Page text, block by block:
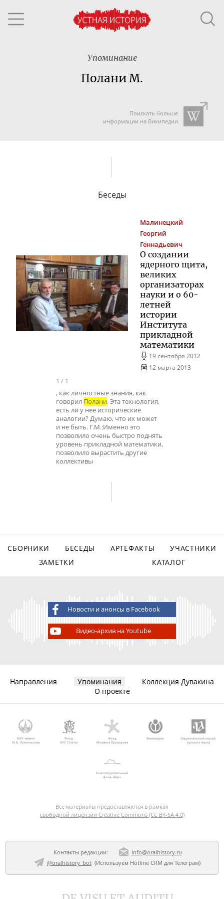
Упоминание
Полани М.
Поискать больше
информации на Википедии
Беседы
Малинецкий
Георгий
Геннадьевич
О создании
ядерного щита,
великих
организаторах
науки и о 60-
летней
истории
Института
прикладной
математики
19 сентября 2012
12 марта 2013
1 / 1
, как личностные знания, как
говорил Полани. Эта технология,
есть ли у нее исторические
аналогии? Думаю, что их может
и не быть. Г.М.:Именно это
позволило очень быстро поднять
уровень прикладной математики,
позволило вырастить другие
коллективы
СБОРНИКИ БЕСЕДЫ АРТЕФАКТЫ
УЧАСТНИКИ
ЗАМЕТКИ
КАТАЛОГ
Новости и анонсы в Facebook
Видео-архив на Youtube
Направления Упоминания
Коллекция Дувакина
О проекте
МГУ имени
М.В. Ломоносова
Фонд
AVC Charity
Фонд
Михаила Прохорова
Викимедиа
Национальный корпус
русского языка
Благотворительный
фонд «Дар»
Все материалы предоставляются в рамках
свободной лицензии Creative Commons (CC BY-SA 4.0)
Контакты редакции:
info@oralhistory.ru
@oralhistory_bot(Используем Hotline CRM для Телеграм)